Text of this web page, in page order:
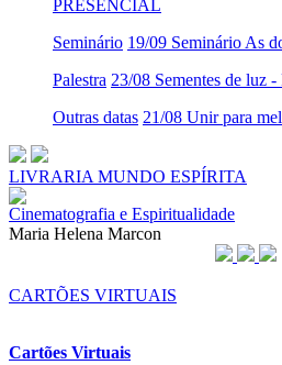
PRESENCIAL
Seminário 19/09 Seminário As
Palestra 23/08 Sementes de luz
Outras datas 21/08 Unir para
LIVRARIA MUNDO ESPÍRITA
Cinematografia e Espiritualidade
Maria Helena Marcon
CARTÕES VIRTUAIS
Cartões Virtuais